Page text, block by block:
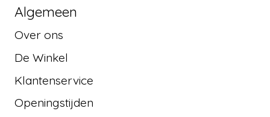
Algemeen
Over ons
De Winkel
Klantenservice
Openingstijden